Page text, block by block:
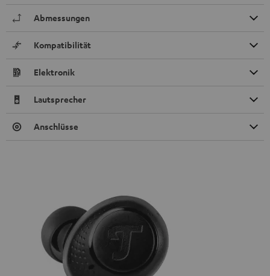
Abmessungen
Kompatibilität
Elektronik
Lautsprecher
Anschlüsse